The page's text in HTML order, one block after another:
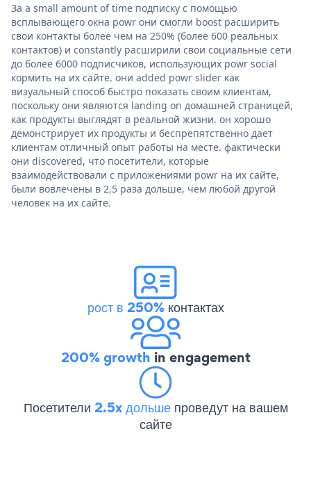
За a small amount of time подписку с помощью
всплывающего окна powr они смогли boost расширить
свои контакты более чем на 250% (более 600 реальных
контактов) и constantly расширили свои социальные сети
до более 6000 подписчиков, использующих powr social
кормить на их сайте. они added powr slider как
визуальный способ быстро показать своим клиентам,
поскольку они являются landing on домашней страницей,
как продукты выглядят в реальной жизни. он хорошо
демонстрирует их продукты и беспрепятственно дает
клиентам отличный опыт работы на месте. фактически
они discovered, что посетители, которые
взаимодействовали с приложениями powr на их сайте,
были вовлечены в 2,5 раза дольше, чем любой другой
человек на их сайте.
рост в 250%контактах
200% growth in engagement
Посетители 2.5x дольше проведут на вашем
сайте